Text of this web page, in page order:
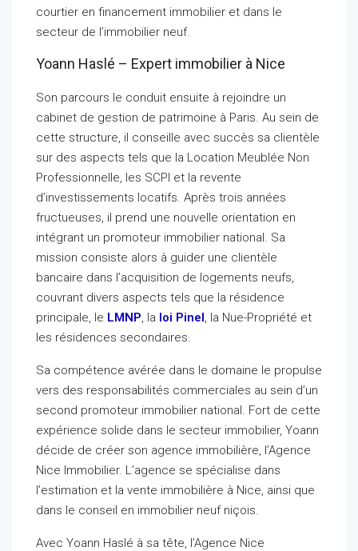
courtier en financement immobilier et dans le
secteur de l’immobilier neuf.
Yoann Haslé – Expert immobilier à Nice
Son parcours le conduit ensuite à rejoindre un
cabinet de gestion de patrimoine à Paris. Au sein de
cette structure, il conseille avec succès sa clientèle
sur des aspects tels que la Location Meublée Non
Professionnelle, les SCPI et la revente
d’investissements locatifs. Après trois années
fructueuses, il prend une nouvelle orientation en
intégrant un promoteur immobilier national. Sa
mission consiste alors à guider une clientèle
bancaire dans l’acquisition de logements neufs,
couvrant divers aspects tels que la résidence
principale, le LMNP , la loi Pinel , la Nue-Propriété et
les résidences secondaires.
Sa compétence avérée dans le domaine le propulse
vers des responsabilités commerciales au sein d’un
second promoteur immobilier national. Fort de cette
expérience solide dans le secteur immobilier, Yoann
décide de créer son agence immobilière, l’Agence
Nice Immobilier. L’agence se spécialise dans
l’estimation et la vente immobilière à Nice, ainsi que
dans le conseil en immobilier neuf niçois.
Avec Yoann Haslé à sa tête, l’Agence Nice